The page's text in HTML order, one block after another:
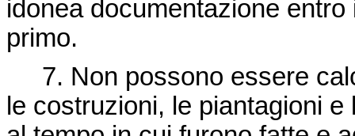
idonea documentazione
primo.
7. Non possono essere
le costruzioni, le piantagioni